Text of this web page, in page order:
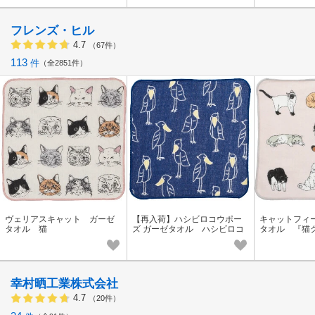
フレンズ・ヒル
4.7 （67件）
113 件 全2851件
ヴェリアスキャット ガーゼ
タオル 猫
【再入荷】ハシビロコウポー
ズ ガーゼタオル ハシビロコ
キャットフィ
タオル 『猫
幸村晒工業株式会社
4.7 （20件）